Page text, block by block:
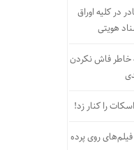
در کلیه اوراق
هویتی
خاطر فاش نکردن
را کنار زد!
روی پرده